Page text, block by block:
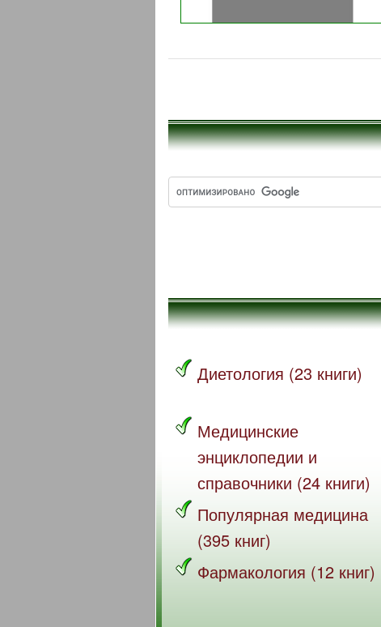
Диетология (23 книги)
Медицинские
энциклопедии и
справочники (24 книги)
Популярная медицина
(395 книг)
Фармакология (12 книг)